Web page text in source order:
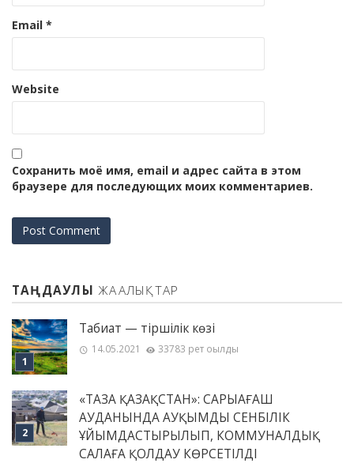
Email *
Website
Сохранить моё имя, email и адрес сайта в этом
браузере для последующих моих комментариев.
ТАҢДАУЛЫ ЖАҢАЛЫҚТАР
Табиғат — тіршілік көзі
14.05.2021 33783 рет оқылды
«ТАЗА ҚАЗАҚСТАН»: САРЫАҒАШ
АУДАНЫНДА АУҚЫМДЫ СЕНБІЛІК
ҰЙЫМДАСТЫРЫЛЫП, КОММУНАЛДЫҚ
САЛАҒА ҚОЛДАУ КӨРСЕТІЛДІ